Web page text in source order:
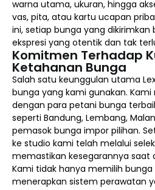
warna utama, ukuran, hingga
vas, pita, atau kartu ucapan
ini, setiap bunga yang
ekspresi yang otentik dan tak
Komitmen Terhadap
Ketahanan Bunga
Salah satu keunggulan utama
bunga yang kami gunakan.
dengan para petani bunga
seperti Bandung, Lembang,
pemasok bunga impor pilihan.
ke studio kami telah melalui
memastikan kesegarannya saat
Kami tidak hanya memilih
menerapkan sistem perawatan